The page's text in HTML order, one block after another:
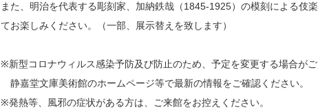
また、明治を代表する彫刻家、加納鉄哉（1845-1925）の模刻による伎
てお楽しみください。（一部、展示替えを致します）
※新型コロナウィルス感染予防及び防止のため、予定を変更する場合がご
静嘉堂文庫美術館のホームページ等で最新の情報をご確認ください。
※発熱等、風邪の症状がある方は、ご来館をお控えください。